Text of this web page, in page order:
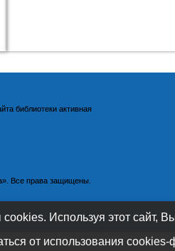
библиотеки активная
Все права защищены.
Используя этот сайт,
от использования